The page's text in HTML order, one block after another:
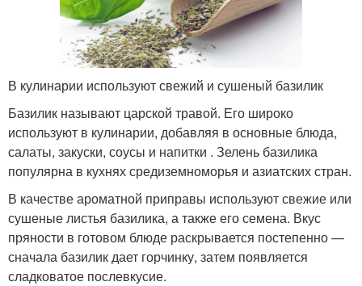
В кулинарии используют свежий и сушеный базилик
Базилик называют царской травой. Его широко
используют в кулинарии, добавляя в основные блюда,
салаты, закуски, соусы и напитки . Зелень базилика
популярна в кухнях средиземноморья и азиатских стран.
В качестве ароматной приправы используют свежие или
сушеные листья базилика, а также его семена. Вкус
пряности в готовом блюде раскрывается постепенно —
сначала базилик дает горчинку, затем появляется
сладковатое послевкусие.